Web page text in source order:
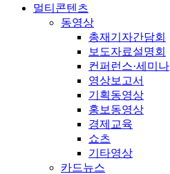
멀티콘텐츠
동영상
총재기자간담회
보도자료설명회
컨퍼런스·세미나
영상보고서
기획동영상
홍보동영상
경제교육
쇼츠
기타영상
카드뉴스